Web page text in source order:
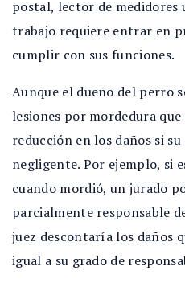
postal, lector de medidores
trabajo requiere entrar en
cumplir con sus funciones.
Aunque el dueño del perro
lesiones por mordedura
reducción en los daños si
negligente. Por ejemplo, si
cuando mordió, un jurado
parcialmente responsable
juez descontaría los daños
igual a su grado de